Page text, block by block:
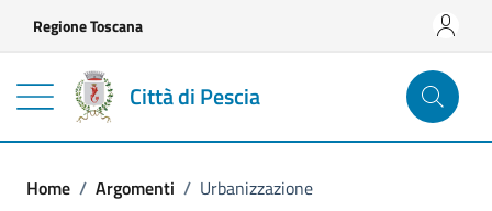
Regione Toscana
Città di Pescia
Home / Argomenti / Urbanizzazione